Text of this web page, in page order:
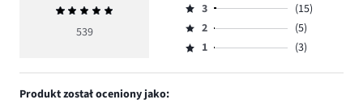
Średnia
ocena
539
ilość
głosów
475.
4,
ilość
głosów
Ocena
3,
ilość
3
(15)
Ocena
2,
2
(5)
Ocena
1,
1 (3)
Produkt został oceniony jako: